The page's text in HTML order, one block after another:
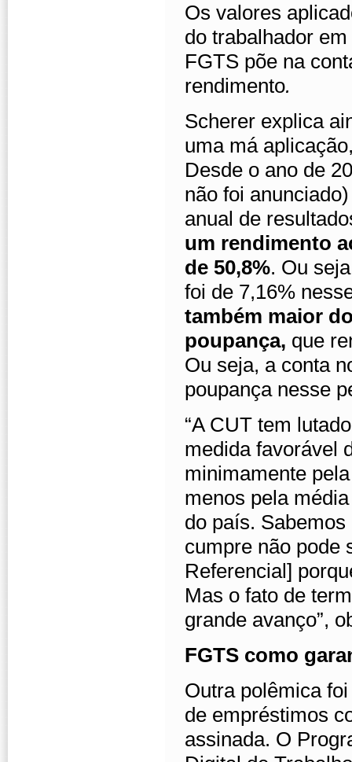
Os valores
do trabalhador
FGTS põe na
rendimento.
Scherer explica
uma má
Desde o ano de
não foi
anual de
um rendimento
de 50,8%. Ou
foi de 7,16%
também maior
poupança, que
Ou seja, a conta
poupança nesse
“A CUT tem
medida favorável
minimamente
menos pela
do país.
cumpre não pode
Referencial]
Mas o fato de
grande avanço”,
FGTS como
Outra polêmica
de empréstimos
assinada. O